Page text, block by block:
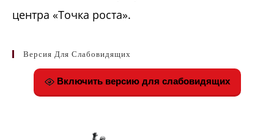
центра «Точка роста».
Версия Для Слабовидящих
Включить версию для слабовидящих